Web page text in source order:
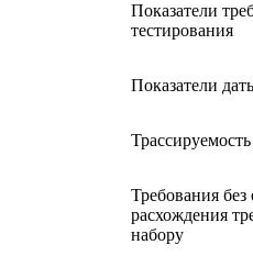
Показатели
тестирования
Показатели
Требования без
расхождения
набору